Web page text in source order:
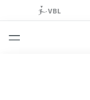
VBL